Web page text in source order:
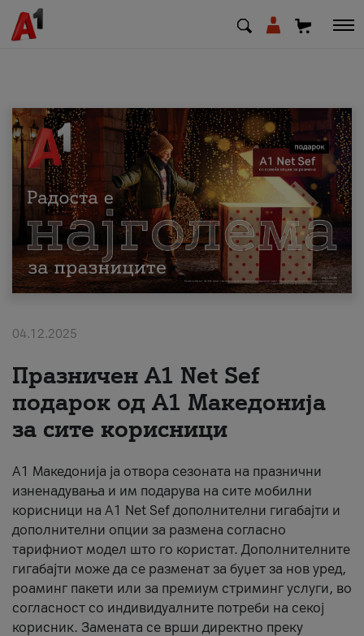
МК EN SQ
Приватни Деловни
Поддршка
Надополни кредит
За нас
#ПодобарОнлајн
04.12.2025
Празничен A1 Net Sеf
подарок од А1 Македонија
за сите корисници
А1 Македонија ја отвора сезоната на празнични
изненадувања и им подарува на сите мобилни
корисници на A1 Net Sef дополнителни гигабајти и
дополнителни опции за размена согласно
тарифниот модел што го користат. Дополнителните
гигабајти може да се разменат за буџет за нов уред,
роаминг пакети или за премиум стриминг услуги, во
согласност со индивидуалните потреби на секој
корисник. Замената се врши директно преку